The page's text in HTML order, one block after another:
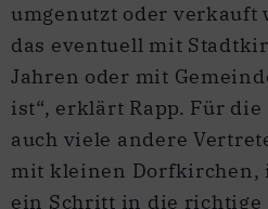
umgenutzt oder verkauft
das eventuell mit
Jahren oder mit
ist“, erklärt Rapp. Für
auch viele andere
mit kleinen Dorfkirchen,
ein Schritt in die richtige